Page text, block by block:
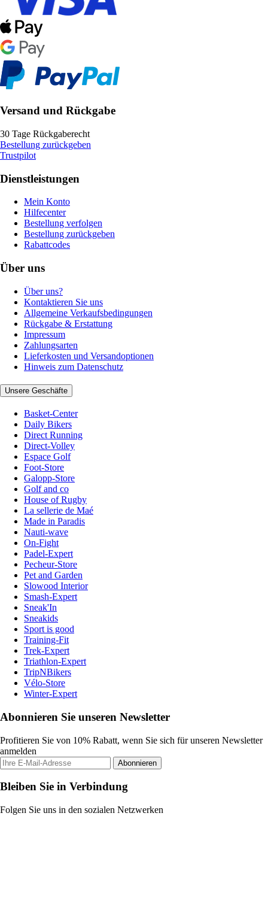
Versand und Rückgabe
30 Tage Rückgaberecht
Bestellung zurückgeben
Trustpilot
Dienstleistungen
Mein Konto
Hilfecenter
Bestellung verfolgen
Bestellung zurückgeben
Rabattcodes
Über uns
Über uns?
Kontaktieren Sie uns
Allgemeine Verkaufsbedingungen
Rückgabe & Erstattung
Impressum
Zahlungsarten
Lieferkosten und Versandoptionen
Hinweis zum Datenschutz
Unsere Geschäfte
Basket-Center
Daily Bikers
Direct Running
Direct-Volley
Espace Golf
Foot-Store
Galopp-Store
Golf and co
House of Rugby
La sellerie de Maé
Made in Paradis
Nauti-wave
On-Fight
Padel-Expert
Pecheur-Store
Pet and Garden
Slowood Interior
Smash-Expert
Sneak'In
Sneakids
Sport is good
Training-Fit
Trek-Expert
Triathlon-Expert
TripNBikers
Vélo-Store
Winter-Expert
Abonnieren Sie unseren Newsletter
Profitieren Sie von 10% Rabatt, wenn Sie sich für unseren Newsletter
anmelden
Abonnieren
Bleiben Sie in Verbindung
Folgen Sie uns in den sozialen Netzwerken